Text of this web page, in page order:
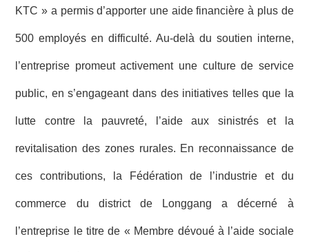
KTC » a permis d’apporter une aide financière à plus de
500 employés en difficulté. Au-delà du soutien interne,
l’entreprise promeut activement une culture de service
public, en s’engageant dans des initiatives telles que la
lutte contre la pauvreté, l’aide aux sinistrés et la
revitalisation des zones rurales. En reconnaissance de
ces contributions, la Fédération de l’industrie et du
commerce du district de Longgang a décerné à
l’entreprise le titre de « Membre dévoué à l’aide sociale